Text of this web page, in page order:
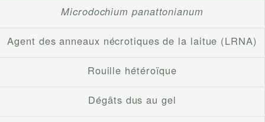
Microdochium panattonianum
Agent des anneaux nécrotiques de la laitue (LRNA)
Rouille hétéroïque
Dégâts dus au gel